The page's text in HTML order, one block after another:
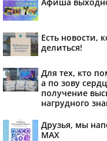
Есть новости,
делиться!
Для тех, кто
а по зову
получение
нагрудного
Друзья, мы
МАХ